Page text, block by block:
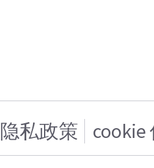
隐私政策 cookie